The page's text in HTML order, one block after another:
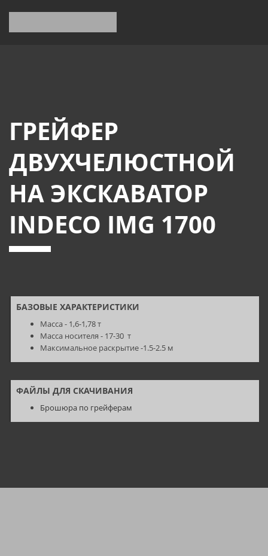
ГРЕЙФЕР
ДВУХЧЕЛЮСТНОЙ
НА ЭКСКАВАТОР
INDECO IMG 1700
БАЗОВЫЕ ХАРАКТЕРИСТИКИ
Масса - 1,6-1,78 т
Масса носителя - 17-30 т
Максимальное раскрытие -1.5-2.5 м
ФАЙЛЫ ДЛЯ СКАЧИВАНИЯ
Брошюра по грейферам